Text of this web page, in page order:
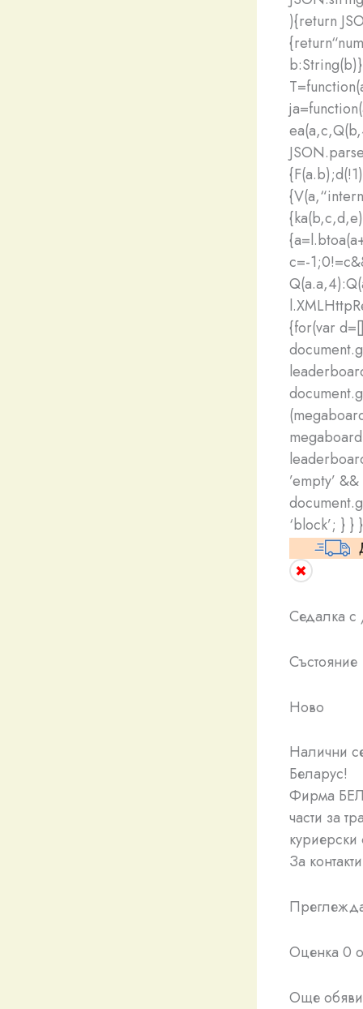
){return
c=-
{for(var
’empty’
‘block’; } }
Седалка с
Състояние
Ново
Налични
Беларус!
Фирма
части за
За
Оценка 0
Още обяви